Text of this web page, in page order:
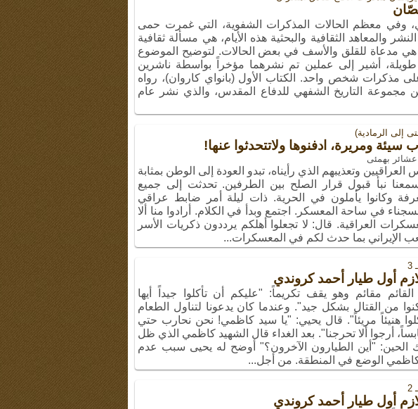
وفي معظم الحالات المذكرات الشفوية، التي غمرت حمى
والمعاهد الثقافية والبحثية هذه الأيام، هي مسألة ثقافية
هي مدعاة للقلق والأسف في بعض الحالات. لتوضيح الموضوع
أشير إلى عملين تم نشرهما مؤخراً بواسطة ناشرين
مذكرات شخص واحد. الكتاب الأول (بانواي كاروان)، رواه
التاريخ الشفهي للدفاع المقدس، والذي نشر عام
إلی الرمادیة)
سيئة ومريرة، ادفنوها ولاتتحدثوا عنها!
بهمئی
وتعذيبهم الذي رأيناه، تبدو العودة إلى الوطن بمثابة
نبأ قبول قرار الصلح بين الطرفين. تحدثت إلى جميع
وكانوا يأملون في الحرية. ذات ليلة أمر ضابط عراقي
في ساحة المعسكر. اجتمع وبدأ في الكلام. أرادوا منا ألا
العراقية. قال: لا تجعلوا أهلكم يرددون ذكريات الأسر
الإيراني بما حدث لكم في المعسكرات...
أول طيار أحمد كروندي
مقائم وهو يقف تكريماً: "عليكم أن تأكلوا جيداً أيها
من القتال بشكل جيد". وعندما كان يدعونا لتناول الطعام
هنيئاً مريئاً". قال يحيي: "يا سيد كاظمي! نحن نحارب حتي
أرجوا ألا تحرجنا". بعد الغداء قال الشهيد كاظمي الذي ظل
الحين: "أين الطيارون الآخرون؟" أوضح له يحيى سبب عدم
كاظمي الوضع في المنطقة. من أجل...
أول طيار أحمد كروندي